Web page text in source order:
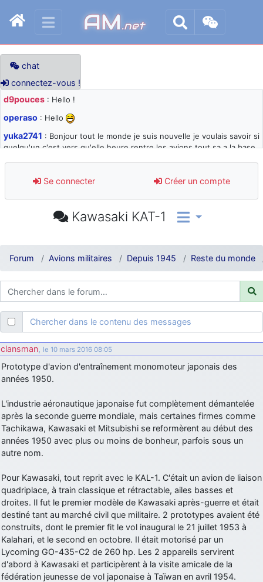
AM.net
chat
connectez-vous !
d9pouces : Hello !
operaso : Hello
yuka2741 : Bonjour tout le monde je suis nouvelle je voulais savoir si
quelqu'un c'est vers qu'elle heure rentre les avions tout sa a la base
d9pouces: désolé pour les quelques blocages du site ces derniers
jours : je teste des méthodes contre le spam et les bots trop nocifs
: Super, la nouvelle bannière
comprendre
d9pouces: ouakamois > si tu parles du sujet sur l'Armée de l'Air,
bien sûr que oui !
je suis un avion@,._,+: Bonjour je viens d'arriver il y a quelques
moi et quelques avions n'ont pas les mêmes noms qu'aujourd'hui
ouakamois: Bonjourà toutes et à tous.en espérantque ces
quelques images du Pays Basque vous auront plu ; Agur…
d9pouces: Malheureusement non
meeting de Lann Bihoué de 2026 ?
cachée dans les pins : Coucou et excellente année 2026 à tous et
au site!
jericho: Bonne année et tous mes meilleurs voeux à tous pour
little boy
: je vous souhaite un bon réveillon pour cette nouvelle
année!
jericho : Merci D9pouces, à mon tour de souhaiter un Joyeux Noël
et de bonnes fêtes de fin d'année.
d9pouces : Joyeux Noël à tous !
d9pouces: mais tu peux tenter l'un des rares lycées militaires
comme le Prytanée dans la Sarthe, ça ne peut pas faire de mal !
Se connecter Créer un compte
Kawasaki KAT-1
Forum Avions militaires Depuis 1945 Reste du monde
Chercher dans le contenu des messages
clansman, le 10 mars 2016 08:05
Prototype d'avion d'entraînement monomoteur japonais des
années 1950.
L'industrie aéronautique japonaise fut complètement démantelée
après la seconde guerre mondiale, mais certaines firmes comme
Tachikawa, Kawasaki et Mitsubishi se reformèrent au début des
années 1950 avec plus ou moins de bonheur, parfois sous un
autre nom.
Pour Kawasaki, tout reprit avec le KAL-1. C'était un avion de liaison
quadriplace, à train classique et rétractable, ailes basses et
droites. Il fut le premier modèle de Kawasaki après-guerre et était
destiné tant au marché civil que militaire. 2 prototypes avaient été
construits, dont le premier fit le vol inaugural le 21 juillet 1953 à
Kalahari, et le second en octobre. Il était motorisé par un
Lycoming GO-435-C2 de 260 hp. Les 2 appareils servirent
d'abord à Kawasaki et participèrent à la visite amicale de la
fédération jeunesse de vol japonaise à Taïwan en avril 1954.